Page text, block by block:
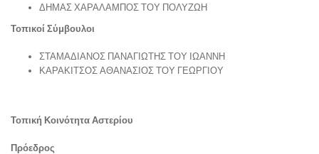
ΔΗΜΑΣ ΧΑΡΑΛΑΜΠΟΣ ΤΟΥ ΠΟΛΥΖΩΗ
Τοπικοί Σύμβουλοι
ΣΤΑΜΑΔΙΑΝΟΣ ΠΑΝΑΓΙΩΤΗΣ ΤΟΥ ΙΩΑΝΝΗ
ΚΑΡΑΚΙΤΣΟΣ ΑΘΑΝΑΣΙΟΣ ΤΟΥ ΓΕΩΡΓΙΟΥ
Τοπική Κοινότητα Αστερίου
Πρόεδρος